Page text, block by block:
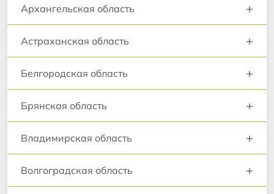
Архангельская область +
Астраханская область +
Белгородская область +
Брянская область +
Владимирская область +
Волгоградская область +